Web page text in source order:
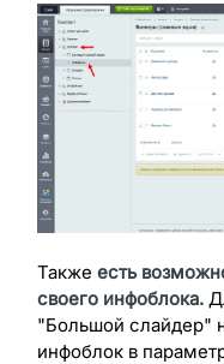
Также есть
своего инфоблока.
"Большой слайдер"
инфоблок в